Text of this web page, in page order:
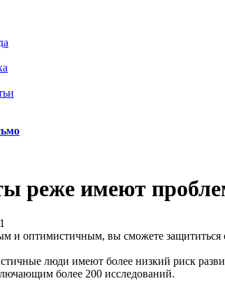
реже имеют
и оптимистичным, вы сможете
люди имеют более низкий риск
более 200 исследований.